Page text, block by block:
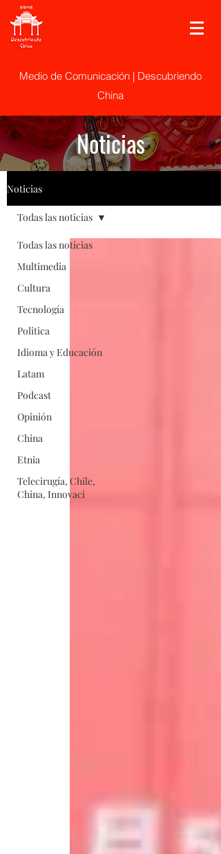
Medio de Comunicación | Descubriendo
China
Noticias
Noticias
Todas las noticias
Multimedia
Cultura
Tecnología
Politica
Idioma y Educación
Latam
Podcast
Opinión
China
Etnia
Telecirugía, Chile,
China, Innovaci
Todas las noticias